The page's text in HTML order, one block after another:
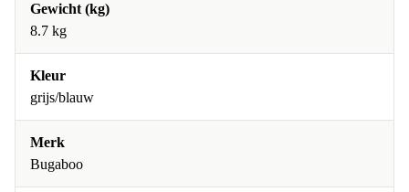
Gewicht (kg)
8.7 kg
Kleur
grijs/blauw
Merk
Bugaboo